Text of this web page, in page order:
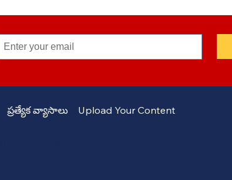
ప్రత్యేక వ్యాసాలు Upload Your Content